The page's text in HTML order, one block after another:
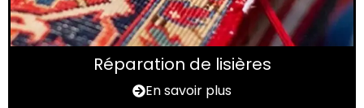
Réparation de lisières
En savoir plus